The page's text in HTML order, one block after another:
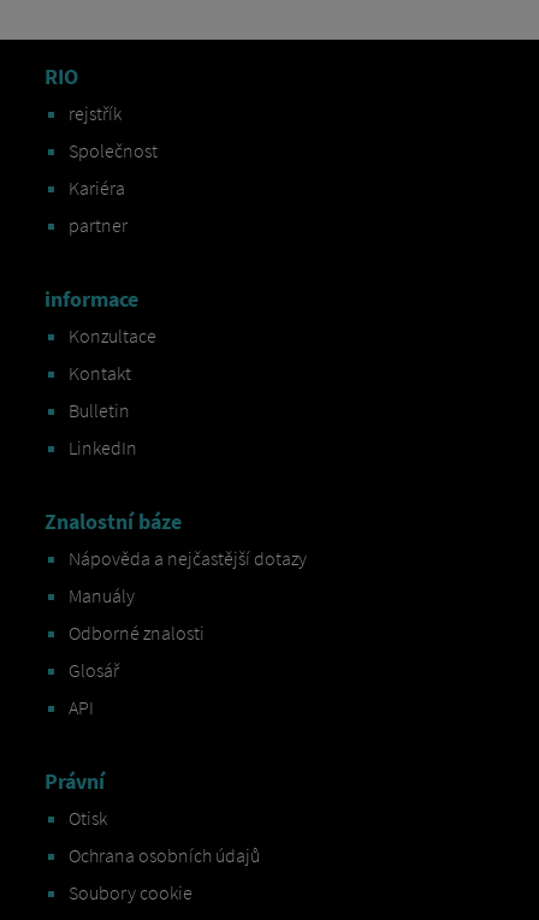
RIO
rejstřík
Společnost
Kariéra
partner
informace
Konzultace
Kontakt
Bulletin
LinkedIn
Znalostní báze
Nápověda a nejčastější dotazy
Manuály
Odborné znalosti
Glosář
API
Právní
Otisk
Ochrana osobních údajů
Soubory cookie